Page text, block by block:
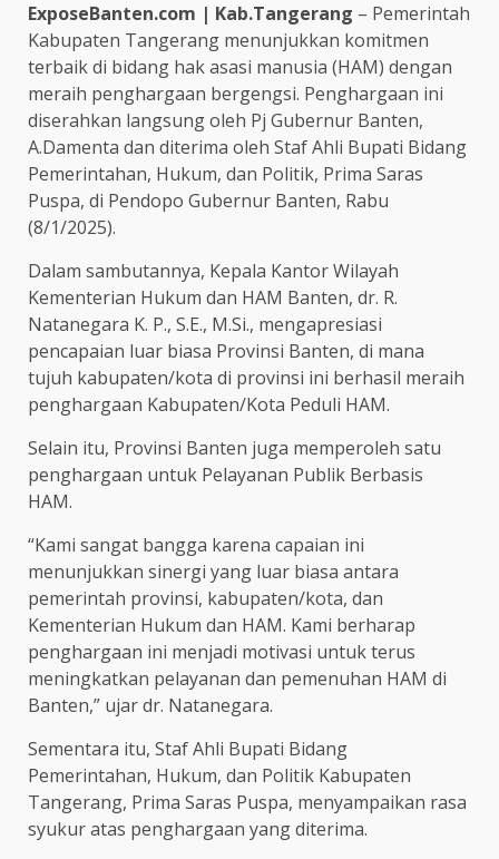
ExposeBanten.com | Kab.Tangerang – Pemerintah
Kabupaten Tangerang menunjukkan komitmen
terbaik di bidang hak asasi manusia (HAM) dengan
meraih penghargaan bergengsi. Penghargaan ini
diserahkan langsung oleh Pj Gubernur Banten,
A.Damenta dan diterima oleh Staf Ahli Bupati Bidang
Pemerintahan, Hukum, dan Politik, Prima Saras
Puspa, di Pendopo Gubernur Banten, Rabu
(8/1/2025).
Dalam sambutannya, Kepala Kantor Wilayah
Kementerian Hukum dan HAM Banten, dr. R.
Natanegara K. P., S.E., M.Si., mengapresiasi
pencapaian luar biasa Provinsi Banten, di mana
tujuh kabupaten/kota di provinsi ini berhasil meraih
penghargaan Kabupaten/Kota Peduli HAM.
Selain itu, Provinsi Banten juga memperoleh satu
penghargaan untuk Pelayanan Publik Berbasis
HAM.
“Kami sangat bangga karena capaian ini
menunjukkan sinergi yang luar biasa antara
pemerintah provinsi, kabupaten/kota, dan
Kementerian Hukum dan HAM. Kami berharap
penghargaan ini menjadi motivasi untuk terus
meningkatkan pelayanan dan pemenuhan HAM di
Banten,” ujar dr. Natanegara.
Sementara itu, Staf Ahli Bupati Bidang
Pemerintahan, Hukum, dan Politik Kabupaten
Tangerang, Prima Saras Puspa, menyampaikan rasa
syukur atas penghargaan yang diterima.